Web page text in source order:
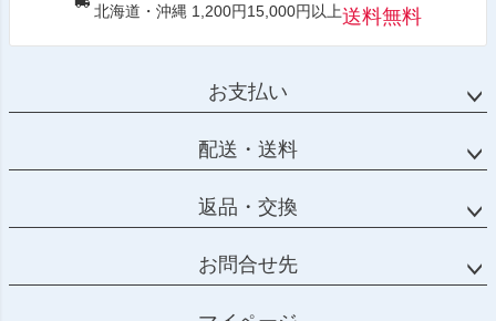
北海道・沖縄 1,200円15,000円以上送料無料
お支払い
配送・送料
返品・交換
お問合せ先